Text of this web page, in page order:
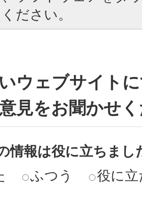
ださい。
ウェブサイト
見をお聞かせ
情報は役に立ちまし
ふつう 役に